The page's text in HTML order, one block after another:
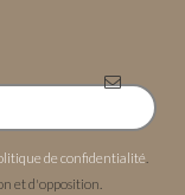
de confidentialité
et d'opposition.